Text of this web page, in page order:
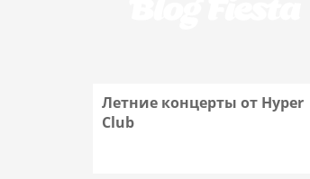
Летние концерты от Hyper
Club